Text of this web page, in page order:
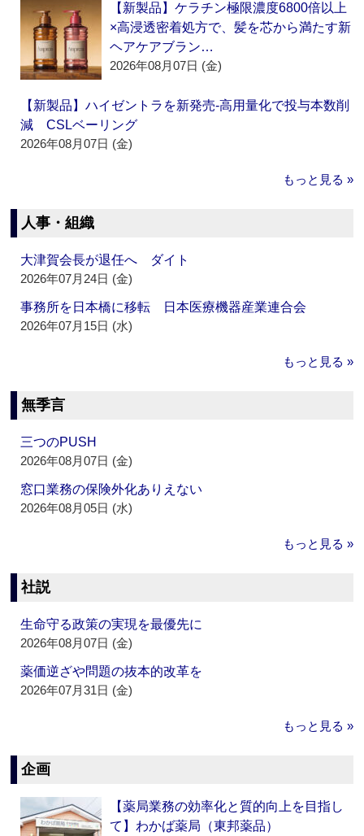
【新製品】ケラチン極限濃度6800倍以上
×高浸透密着処方で、髪を芯から満たす新
ヘアケアブラン…
2026年08月07日 (金)
【新製品】ハイゼントラを新発売‐高用量化で投与本数削
減 CSLベーリング
2026年08月07日 (金)
もっと見る »
人事・組織
大津賀会長が退任へ ダイト
2026年07月24日 (金)
事務所を日本橋に移転 日本医療機器産業連合会
2026年07月15日 (水)
もっと見る »
無季言
三つのPUSH
2026年08月07日 (金)
窓口業務の保険外化ありえない
2026年08月05日 (水)
もっと見る »
社説
生命守る政策の実現を最優先に
2026年08月07日 (金)
薬価逆ざや問題の抜本的改革を
2026年07月31日 (金)
もっと見る »
企画
【薬局業務の効率化と質的向上を目指し
て】わかば薬局（東邦薬品）